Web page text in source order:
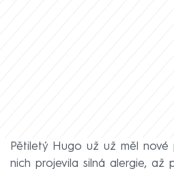
Pětiletý Hugo už už měl nové
nich projevila silná alergie, až